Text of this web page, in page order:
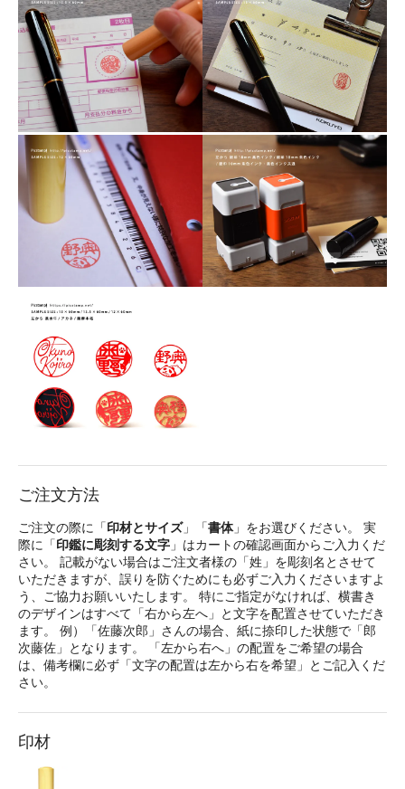
ご注文方法
ご注文の際に「印材とサイズ」「書体」をお選びください。 実
際に「印鑑に彫刻する文字 」はカートの確認画面からご入力くだ
さい。 記載がない場合はご注文者様の「姓」を彫刻名とさせて
いただきますが、誤りを防ぐためにも必ずご入力くださいますよ
う、ご協力お願いいたします。 特にご指定がなければ、横書き
のデザインはすべて「右から左へ」と文字を配置させていただき
ます。 例）「佐藤次郎」さんの場合、紙に捺印した状態で「郎
次藤佐」となります。 「左から右へ」の配置をご希望の場合
は、備考欄に必ず「文字の配置は左から右を希望」とご記入くだ
さい。
印材